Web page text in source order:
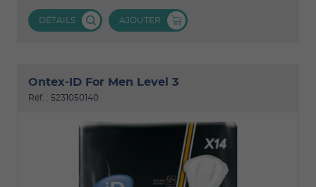
DÉTAILS AJOUTER
Ontex-ID For Men Level 3
Réf. : 5231050140